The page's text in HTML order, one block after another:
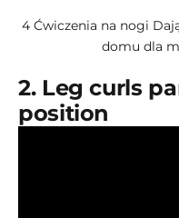
4 Ćwiczenia na nogi
domu dla
2. Leg curls
position